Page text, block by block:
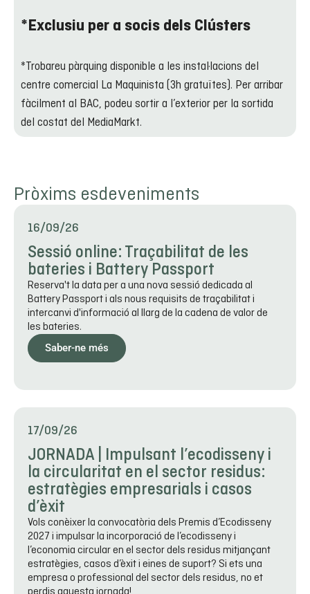
*Exclusiu per a socis dels Clústers
*Trobareu pàrquing disponible a les instal·lacions del
centre comercial La Maquinista (3h gratuïtes). Per arribar
fàcilment al BAC, podeu sortir a l’exterior per la sortida
del costat del MediaMarkt.
Pròxims esdeveniments
16/09/26
Sessió online: Traçabilitat de les
bateries i Battery Passport
Reserva't la data per a una nova sessió dedicada al
Battery Passport i als nous requisits de traçabilitat i
intercanvi d'informació al llarg de la cadena de valor de
les bateries.
Saber-ne més
17/09/26
JORNADA | Impulsant l’ecodisseny i
la circularitat en el sector residus:
estratègies empresarials i casos
d’èxit
Vols conèixer la convocatòria dels Premis d’Ecodisseny
2027 i impulsar la incorporació de l’ecodisseny i
l’economia circular en el sector dels residus mitjançant
estratègies, casos d’èxit i eines de suport? Si ets una
empresa o professional del sector dels residus, no et